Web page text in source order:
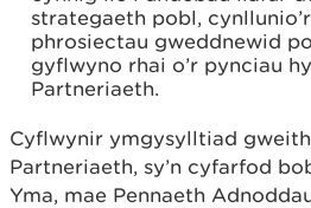
strategaeth pobl,
phrosiectau gweddnewid
gyflwyno rhai o’r pynciau
Partneriaeth.
Cyflwynir ymgysylltiad
Partneriaeth, sy’n cyfarfod
Yma, mae Pennaeth